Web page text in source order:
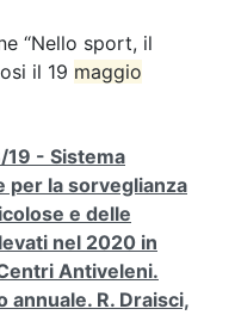
“Nello sport, il
il 19 maggio
19 - Sistema
per la sorveglianza
e delle
nel 2020 in
Antiveleni.
R. Draisci,